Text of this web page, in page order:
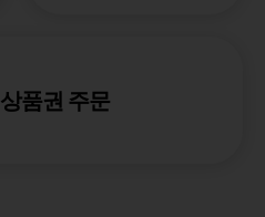
상품권 주문